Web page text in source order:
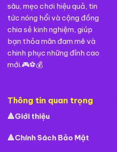
sâu, mẹo chơi hiệu quả, tin
tức nóng hổi và cộng đồng
chia sẻ kinh nghiệm, giúp
bạn thỏa mãn đam mê và
chinh phục những đỉnh cao
mới.🎮⚽💰
Thông tin quan trọng
🔺Giới thiệu
🔺Chính Sách Bảo Mật